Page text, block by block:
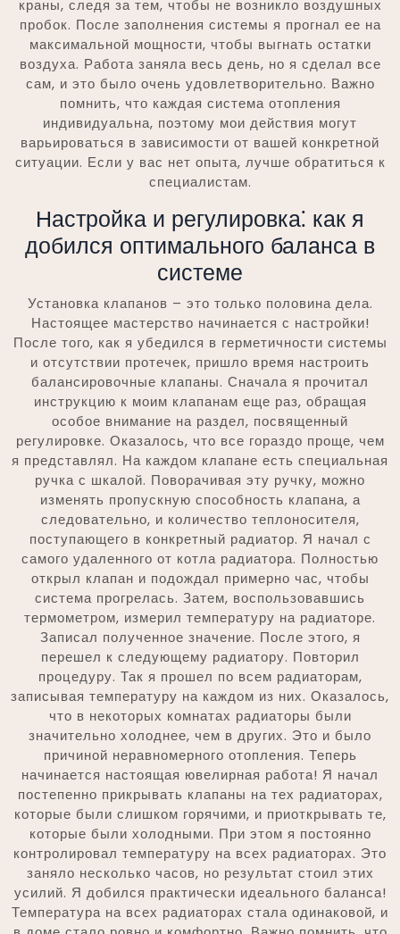
краны, следя за тем, чтобы не возникло воздушных
пробок. После заполнения системы я прогнал ее на
максимальной мощности, чтобы выгнать остатки
воздуха. Работа заняла весь день, но я сделал все
сам, и это было очень удовлетворительно. Важно
помнить, что каждая система отопления
индивидуальна, поэтому мои действия могут
варьироваться в зависимости от вашей конкретной
ситуации. Если у вас нет опыта, лучше обратиться к
специалистам.
Настройка и регулировка⁚ как я
добился оптимального баланса в
системе
Установка клапанов – это только половина дела.
Настоящее мастерство начинается с настройки!
После того, как я убедился в герметичности системы
и отсутствии протечек, пришло время настроить
балансировочные клапаны. Сначала я прочитал
инструкцию к моим клапанам еще раз, обращая
особое внимание на раздел, посвященный
регулировке. Оказалось, что все гораздо проще, чем
я представлял. На каждом клапане есть специальная
ручка с шкалой. Поворачивая эту ручку, можно
изменять пропускную способность клапана, а
следовательно, и количество теплоносителя,
поступающего в конкретный радиатор. Я начал с
самого удаленного от котла радиатора. Полностью
открыл клапан и подождал примерно час, чтобы
система прогрелась. Затем, воспользовавшись
термометром, измерил температуру на радиаторе.
Записал полученное значение. После этого, я
перешел к следующему радиатору. Повторил
процедуру. Так я прошел по всем радиаторам,
записывая температуру на каждом из них. Оказалось,
что в некоторых комнатах радиаторы были
значительно холоднее, чем в других. Это и было
причиной неравномерного отопления. Теперь
начинается настоящая ювелирная работа! Я начал
постепенно прикрывать клапаны на тех радиаторах,
которые были слишком горячими, и приоткрывать те,
которые были холодными. При этом я постоянно
контролировал температуру на всех радиаторах. Это
заняло несколько часов, но результат стоил этих
усилий. Я добился практически идеального баланса!
Температура на всех радиаторах стала одинаковой, и